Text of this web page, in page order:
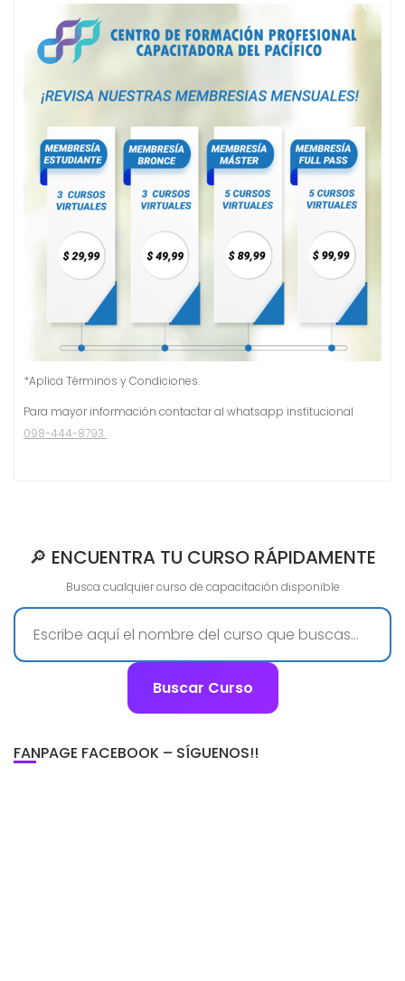
*Aplica Términos y Condiciones.
Para mayor información contactar al whatsapp institucional
098-444-8793
🔎 ENCUENTRA TU CURSO RÁPIDAMENTE
Busca cualquier curso de capacitación disponible
Buscar Curso
FANPAGE FACEBOOK – SÍGUENOS!!